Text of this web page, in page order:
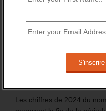
FT : + 100 000 INSCRITS
Les chiffres de 2024 du